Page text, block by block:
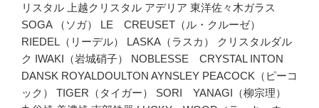
リスタル 上越クリスタル アデリア 東洋佐々木ガラス
SOGA （ソガ） LE CREUSET（ル・クルーゼ）
RIEDEL（リーデル） LASKA（ラスカ） クリスタルダル
ク IWAKI（岩城硝子） NOBLESSE CRYSTAL INTON
DANSK ROYALDOULTON AYNSLEY PEACOCK（ピーコ
ック） TIGER（タイガー） SORI YANAGI（柳宗理）